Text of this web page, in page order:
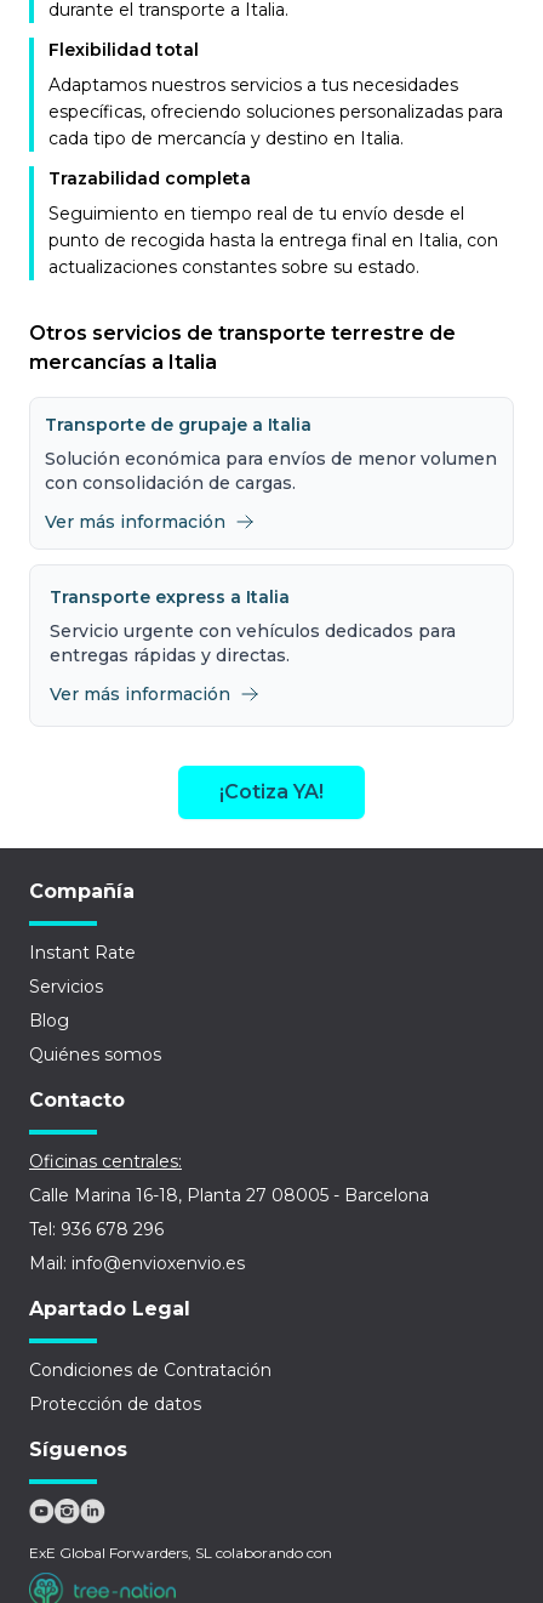
durante el transporte a Italia.
Flexibilidad total
Adaptamos nuestros servicios a tus necesidades
específicas, ofreciendo soluciones personalizadas para
cada tipo de mercancía y destino en Italia.
Trazabilidad completa
Seguimiento en tiempo real de tu envío desde el
punto de recogida hasta la entrega final en Italia, con
actualizaciones constantes sobre su estado.
Otros servicios de transporte terrestre de
mercancías a Italia
Transporte de grupaje a Italia
Solución económica para envíos de menor volumen
con consolidación de cargas.
Ver más información
Transporte express a Italia
Servicio urgente con vehículos dedicados para
entregas rápidas y directas.
Ver más información
¡Cotiza YA!
Compañía
Instant Rate
Servicios
Blog
Quiénes somos
Contacto
Oficinas centrales:
Calle Marina 16-18, Planta 27 08005 - Barcelona
Tel: 936 678 296
Mail: info@envioxenvio.es
Apartado Legal
Condiciones de Contratación
Protección de datos
Síguenos
ExE Global Forwarders, SL colaborando con